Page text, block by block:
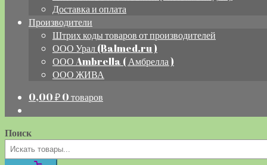
Доставка и оплата
Производители
Штрих коды товаров от производителей
ООО Урал (Balmed.ru )
ООО Ambrella ( Амбрелла )
ООО ЖИВА
0,00₽0 товаров
Поиск